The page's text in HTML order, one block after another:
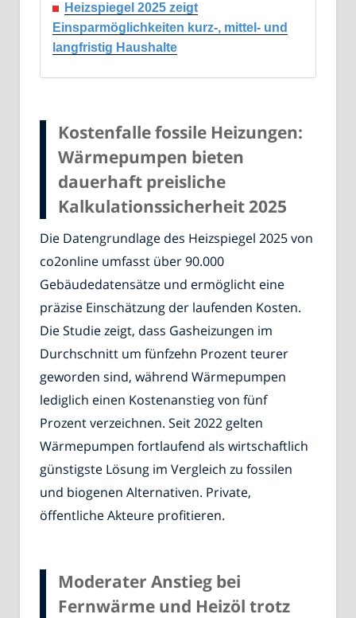
Heizspiegel 2025 zeigt
Einsparmöglichkeiten kurz-, mittel- und
langfristig Haushalte
Kostenfalle fossile Heizungen:
Wärmepumpen bieten
dauerhaft preisliche
Kalkulationssicherheit 2025
Die Datengrundlage des Heizspiegel 2025 von
co2online umfasst über 90.000
Gebäudedatensätze und ermöglicht eine
präzise Einschätzung der laufenden Kosten.
Die Studie zeigt, dass Gasheizungen im
Durchschnitt um fünfzehn Prozent teurer
geworden sind, während Wärmepumpen
lediglich einen Kostenanstieg von fünf
Prozent verzeichnen. Seit 2022 gelten
Wärmepumpen fortlaufend als wirtschaftlich
günstigste Lösung im Vergleich zu fossilen
und biogenen Alternativen. Private,
öffentliche Akteure profitieren.
Moderater Anstieg bei
Fernwärme und Heizöl trotz